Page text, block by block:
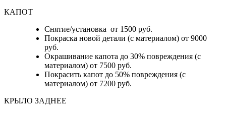
КАПОТ
Снятие/установка от 1500 руб.
Покраска новой детали (с материалом) от 9000
руб.
Окрашивание капота до 30% повреждения (с
материалом) от 7500 руб.
Покрасить капот до 50% повреждения (с
материалом) от 7200 руб.
КРЫЛО ЗАДНЕЕ